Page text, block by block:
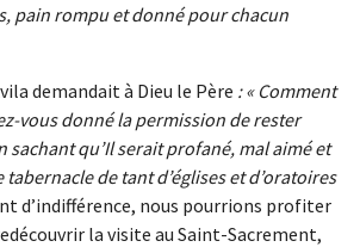
pain rompu et donné pour chacun
demandait à Dieu le Père : « Comment
vous donné la permission de rester
sachant qu’Il serait profané, mal aimé et
de tant d’églises et d’oratoires
d’indifférence, nous pourrions profiter
la visite au Saint-Sacrement,